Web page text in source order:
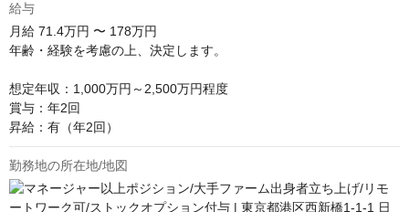
給与
月給 71.4万円 〜 178万円
年齢・経験を考慮の上、決定します。
想定年収：1,000万円～2,500万円程度
賞与：年2回
昇給：有（年2回）
勤務地の所在地/地図